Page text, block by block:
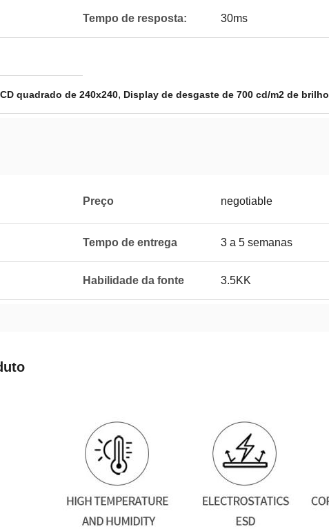
Tempo de resposta: 30ms
quadrado de 240x240, Display de desgaste de 700 cd/m2 de brilho
Preço negotiable
Tempo de entrega 3 a 5 semanas
Habilidade da fonte 3.5KK